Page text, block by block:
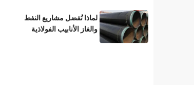
لماذا تُفضل مشاريع النفط
والغاز الأنابيب الفولاذية